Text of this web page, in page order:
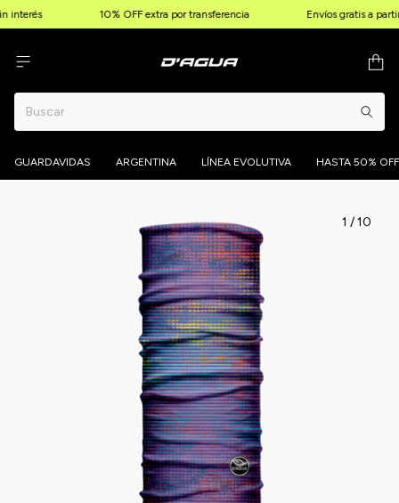
interés 10% OFF extra por transferencia Envíos gratis a
GUARDAVIDAS ARGENTINA LÍNEA EVOLUTIVA HASTA 50% OFF
1 /10